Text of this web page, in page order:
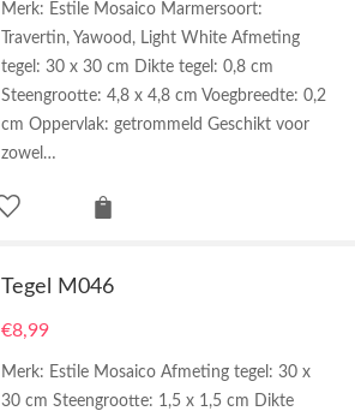
Merk: Estile Mosaico Marmersoort:
Travertin, Yawood, Light White Afmeting
tegel: 30 x 30 cm Dikte tegel: 0,8 cm
Steengrootte: 4,8 x 4,8 cm Voegbreedte: 0,2
cm Oppervlak: getrommeld Geschikt voor
zowel…
Tegel M046
€8,99
Merk: Estile Mosaico Afmeting tegel: 30 x
30 cm Steengrootte: 1,5 x 1,5 cm Dikte